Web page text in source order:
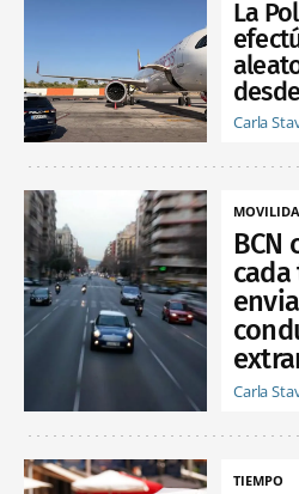
La
Carla
BCN
Carla
TIEMPO